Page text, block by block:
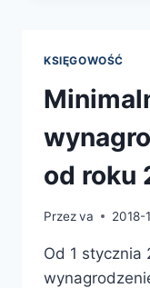
KSIĘGOWOŚĆ
od roku
Przezva 2018-
Od 1 stycznia